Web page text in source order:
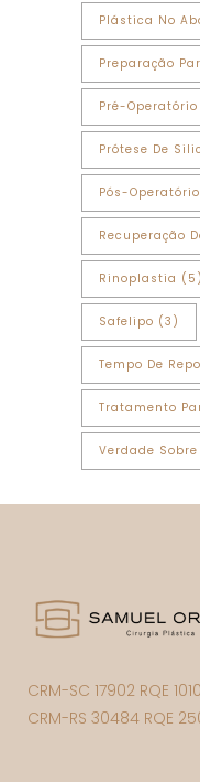
Plástica No
Preparação
Pré-Operatório
Prótese De
Pós-Operatório
Recuperação
Rinoplastia (5)
Safelipo (3)
Tempo De
Tratamento
Verdade
CRM-SC 17902 RQE
CRM-RS 30484 RQE